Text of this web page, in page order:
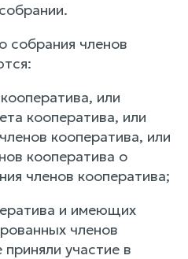
собрания членов
или
кооператива, или
кооператива, или
кооператива о
членов кооператива;
и имеющих
членов
участие в